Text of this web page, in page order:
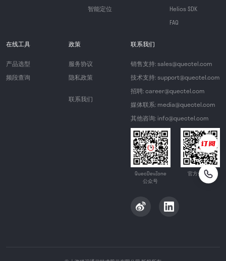
智能定位
Helios SDK
FAQ
在线工具
产品选型
频段查询
政策
服务协议
隐私政策
联系我们
联系我们
销售支持: sales@quectel.com
技术支持: support@quectel.com
招聘: career@quectel.com
媒体联系: media@quectel.com
其他咨询: info@quectel.com
QuecDevZone
公众号
官方公众号